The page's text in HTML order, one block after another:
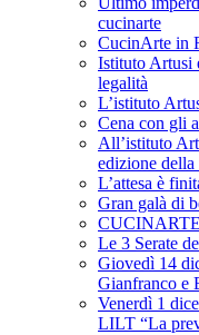
cucinarte
CucinArte in
Istituto Artusi
legalità
L’istituto
Cena con gli
All’istituto
edizione della
L’attesa è
Gran galà di
Le 3 Serate
Giovedì 14
Gianfranco e
Venerdì 1
LILT “La